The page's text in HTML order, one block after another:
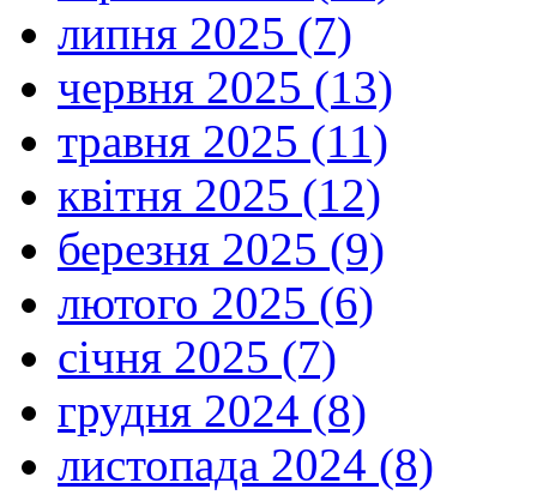
липня 2025 (7)
червня 2025 (13)
травня 2025 (11)
квітня 2025 (12)
березня 2025 (9)
лютого 2025 (6)
січня 2025 (7)
грудня 2024 (8)
листопада 2024 (8)